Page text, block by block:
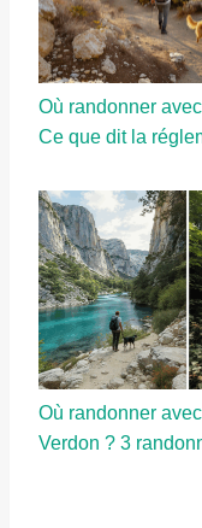
Où randonner
Ce que dit la
Où randonner
Verdon ? 3